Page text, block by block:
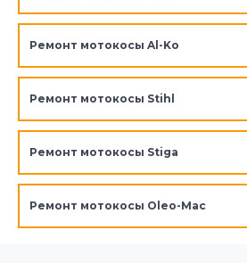
Ремонт мотокосы Al-Ko
Ремонт мотокосы Stihl
Ремонт мотокосы Stiga
Ремонт мотокосы Oleo-Mac